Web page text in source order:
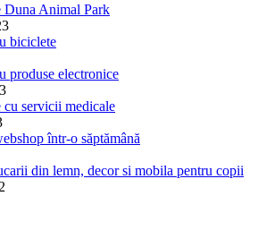
Duna Animal Park
biciclete
produse electronice
cu servicii medicale
într-o săptămână
din lemn, decor si mobila pentru copii